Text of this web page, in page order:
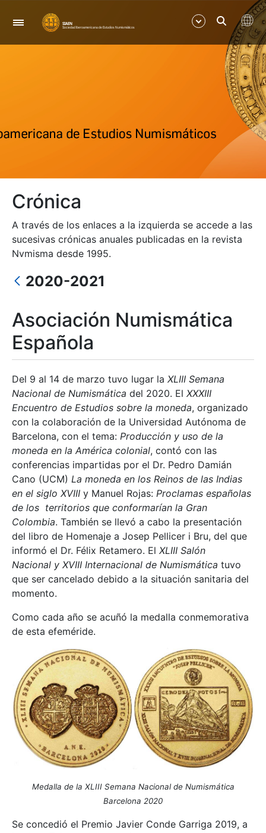
Nabigazioa
Erakutsi/Ezkutatu
Erakutsi/Ezkutatu
Erakutsi/Ezkutatu
Crónica
A través de los enlaces a la izquierda se accede a las
sucesivas crónicas anuales publicadas en la revista
Nvmisma desde 1995.
2020-2021
Asociación Numismática
Española
Del 9 al 14 de marzo tuvo lugar la XLIII Semana
Nacional de Numismática del 2020. El XXXIII
Encuentro de Estudios sobre la moneda, organizado
con la colaboración de la Universidad Autónoma de
Barcelona, con el tema: Producción y uso de la
moneda en la América colonial, contó con las
conferencias impartidas por el Dr. Pedro Damián
Cano (UCM) La moneda en los Reinos de las Indias
en el siglo XVIII y Manuel Rojas: Proclamas españolas
de los territorios que conformarían la Gran
Colombia. También se llevó a cabo la presentación
del libro de Homenaje a Josep Pellicer i Bru, del que
informó el Dr. Félix Retamero. El XLIII Salón
Nacional y XVIII Internacional de Numismática tuvo
que ser cancelado debido a la situación sanitaria del
momento.
Como cada año se acuñó la medalla conmemorativa
de esta efeméride.
Medalla de la XLIII Semana Nacional de Numismática
Barcelona 2020
Se concedió el Premio Javier Conde Garriga 2019, a